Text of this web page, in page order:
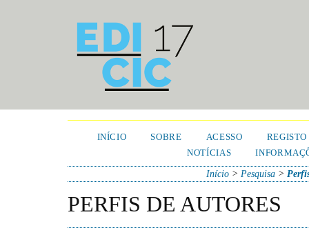
INÍCIO SOBRE ACESSO
REGISTO
NOTÍCIAS
Início >Pesquisa >
PERFIS DE AUTORES